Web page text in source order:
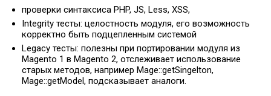
проверки синтаксиса PHP, JS, Less, XSS,
Integrity тесты: целостность модуля, его возможность
корректно быть подцепленным системой
Legacy тесты: полезны при портировании модуля из
Magento 1 в Magento 2, отслеживает использование
старых методов, например Mage::getSingelton,
Mage::getModel, подсказывает аналоги.